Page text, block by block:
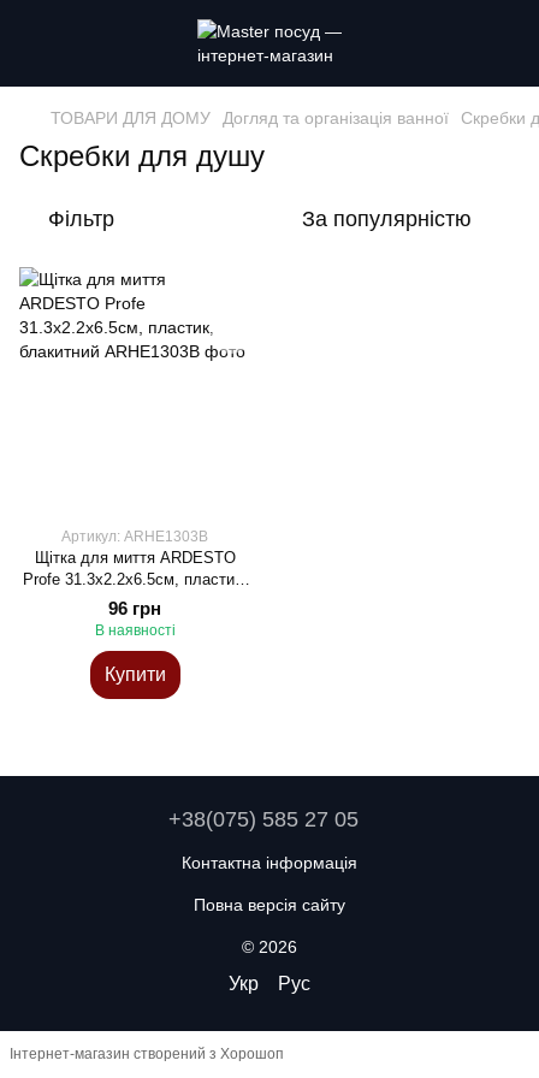
ТОВАРИ ДЛЯ ДОМУ Догляд та організація ванної Скребки
Скребки для душу
Фільтр За популярністю
Артикул: ARHE1303B
Щітка для миття ARDESTO
Profe 31.3х2.2х6.5см, пластик,
блакитний
96 грн
В наявності
Купити
+38(075) 585 27 05
Контактна інформація
Повна версія сайту
© 2026
Укр Рус
Інтернет-магазин створений з Хорошоп